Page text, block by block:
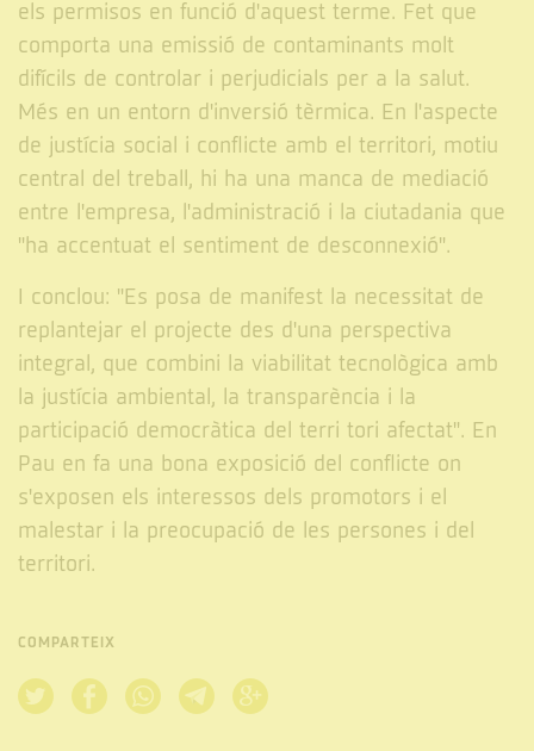
els permisos en funció d'aquest terme. Fet que
comporta una emissió de contaminants molt
difícils de controlar i perjudicials per a la salut.
Més en un entorn d'inversió tèrmica. En l'aspecte
de justícia social i conflicte amb el territori, motiu
central del treball, hi ha una manca de mediació
entre l'empresa, l'administració i la ciutadania que
"ha accentuat el sentiment de desconnexió".
I conclou: "Es posa de manifest la necessitat de
replantejar el projecte des d'una perspectiva
integral, que combini la viabilitat tecnològica amb
la justícia ambiental, la transparència i la
participació democràtica del terri tori afectat". En
Pau en fa una bona exposició del conflicte on
s'exposen els interessos dels promotors i el
malestar i la preocupació de les persones i del
territori.
COMPARTEIX